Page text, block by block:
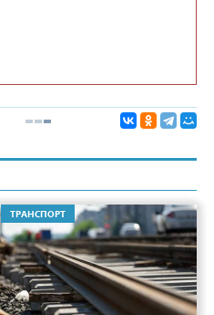
ТРАНСПОРТ